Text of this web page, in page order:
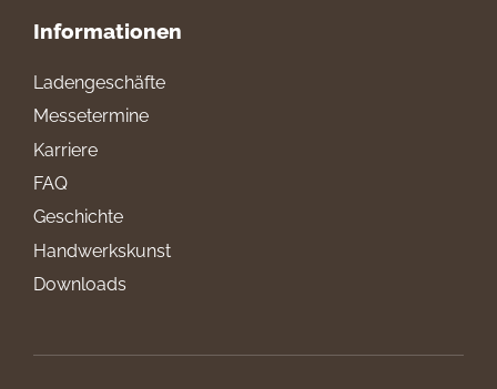
Informationen
Ladengeschäfte
Messetermine
Karriere
FAQ
Geschichte
Handwerkskunst
Downloads